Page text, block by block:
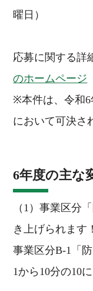
曜日）
応募に関する詳
のホームページ
※本件は、令和6
において可決さ
6年度の主な
（1）事業区分
き上げられます！
事業区分B-1「
1から10分の10